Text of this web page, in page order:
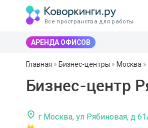
Все пространства для работы
АРЕНДА ОФИСОВ
Главная » Бизнес-центры » Москва »
Бизнес-центр
г Москва, ул Рябиновая, д